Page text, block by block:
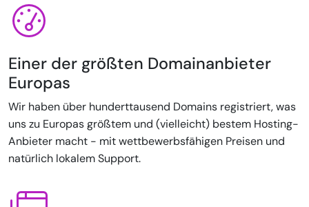
Einer der größten Domainanbieter
Europas
Wir haben über hunderttausend Domains registriert, was
uns zu Europas größtem und (vielleicht) bestem Hosting-
Anbieter macht - mit wettbewerbsfähigen Preisen und
natürlich lokalem Support.